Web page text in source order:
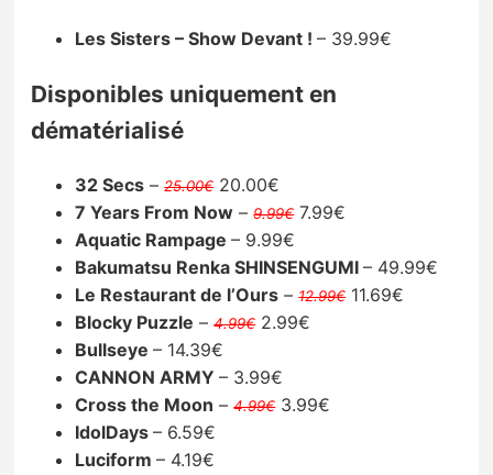
Les Sisters – Show Devant !– 39.99€
Disponibles uniquement en
dématérialisé
32 Secs –25.00€20.00€
7 Years From Now –9.99€7.99€
Aquatic Rampage– 9.99€
Bakumatsu Renka SHINSENGUMI– 49.99€
Le Restaurant de l’Ours –12.99€11.69€
Blocky Puzzle –4.99€2.99€
Bullseye– 14.39€
CANNON ARMY– 3.99€
Cross the Moon –4.99€3.99€
IdolDays– 6.59€
Luciform– 4.19€